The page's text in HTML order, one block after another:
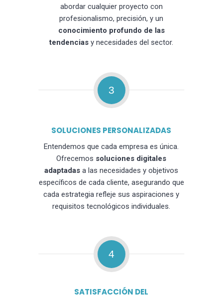
abordar cualquier proyecto con
profesionalismo, precisión, y un
conocimiento profundo de las
tendencias y necesidades del sector.
3
SOLUCIONES PERSONALIZADAS
Entendemos que cada empresa es única.
Ofrecemos soluciones digitales
adaptadas a las necesidades y objetivos
específicos de cada cliente, asegurando que
cada estrategia refleje sus aspiraciones y
requisitos tecnológicos individuales.
4
SATISFACCIÓN DEL